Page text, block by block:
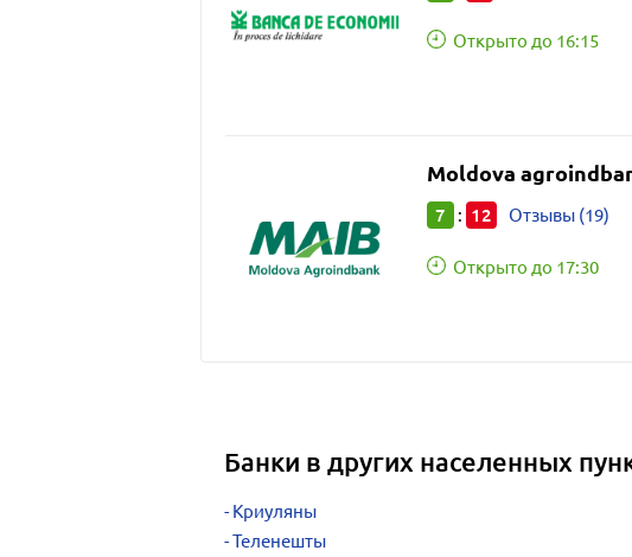
Открыто до 16:15
Moldova
7 : 12 Отзывы (19)
Открыто до 17:30
Банки в других населенных
Криуляны
Теленешты